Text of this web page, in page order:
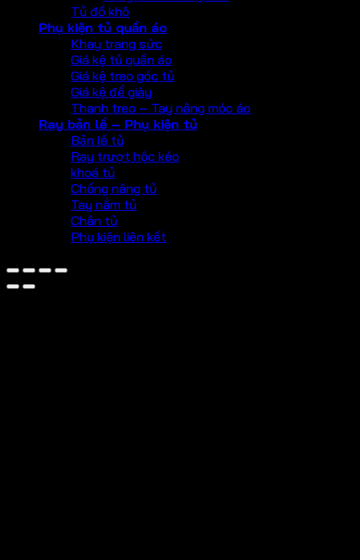
Tủ đồ khô
Phụ kiện tủ quần áo
Khay trang sức
Giá kệ tủ quần áo
Giá kệ treo góc tủ
Giá kệ để giày
Thanh treo – Tay nâng móc áo
Ray bản lề – Phụ kiện tủ
Bản lề tủ
Ray trượt hộc kéo
khoá tủ
Chống nâng tủ
Tay nắm tủ
Chân tủ
Phụ kiện liên kết